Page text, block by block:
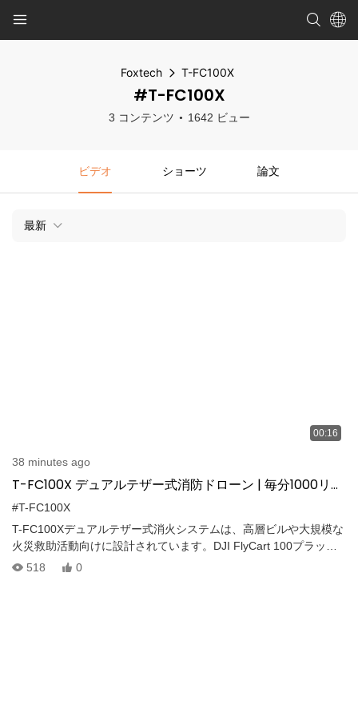
Foxtech T-FC100X
#T-FC100X
3 コンテンツ 1642 ビュー
ビデオ ショーツ 論文
最新
00:16
38 minutes ago
T-FC100X デュアルテザー式消防ドローン | 毎分1000リッ
トルの放水能力と100mの高層ビル火災救助能力
#T-FC100X
T-FC100Xデュアルテザー式消火システムは、高層ビルや大規模な
火災救助活動向けに設計されています。DJI FlyCart 100プラット
フォームと統合することで、長時間の空中消火活動に必要な電力
518 0